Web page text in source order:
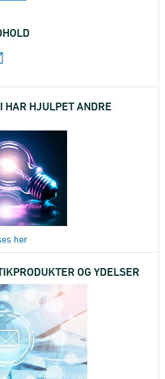
HAR HJULPET ANDRE
her
OG YDELSER